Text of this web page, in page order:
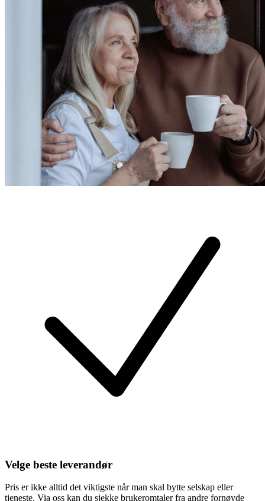
Velge beste leverandør
Pris er ikke alltid det viktigste når man skal bytte selskap eller
tjeneste. Via oss kan du sjekke brukeromtaler fra andre fornøyde